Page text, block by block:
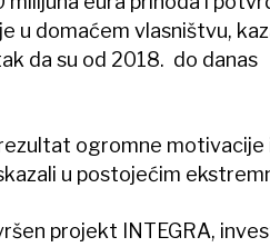
u domaćem vlasništvu,
da su od 2018. do danas
ogromne
u postojećim
projekt INTEGRA,